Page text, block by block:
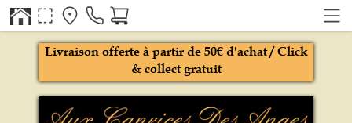
Livraison offerte à partir de 50€ d'achat / Click
& collect gratuit